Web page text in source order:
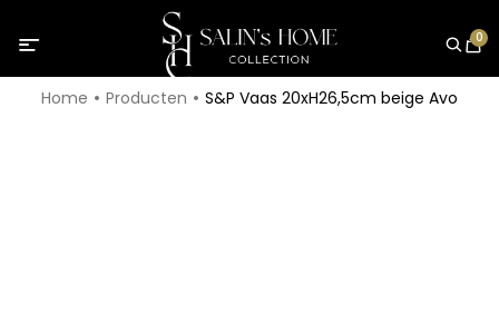
0
Home Producten S&P Vaas 20xH26,5cm beige Avo